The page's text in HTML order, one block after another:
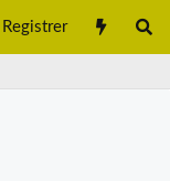
Registrer